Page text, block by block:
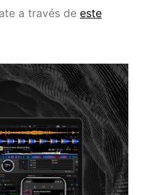
a través de este